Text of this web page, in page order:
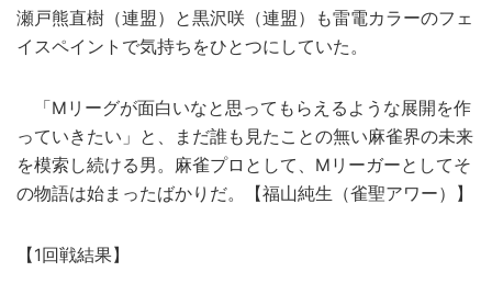
瀬戸熊直樹（連盟）と黒沢咲（連盟）も雷電カラーのフェ
イスペイントで気持ちをひとつにしていた。
「Mリーグが面白いなと思ってもらえるような展開を作
っていきたい」と、まだ誰も見たことの無い麻雀界の未来
を模索し続ける男。麻雀プロとして、Mリーガーとしてそ
の物語は始まったばかりだ。【福山純生（雀聖アワー）】
【1回戦結果】